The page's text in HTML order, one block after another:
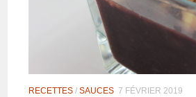
RECETTES / SAUCES 7 FÉVRIER 2019